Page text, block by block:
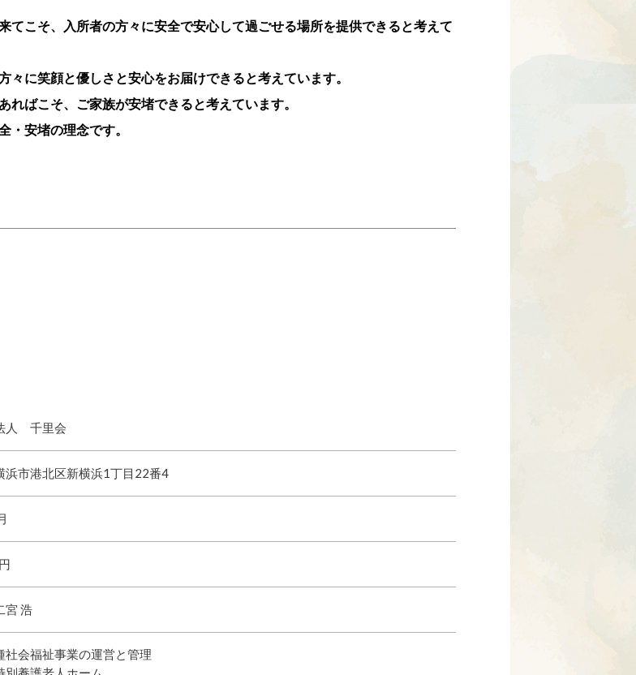
てこそ、入所者の方々に安全で安心して過ごせる場所を提供できると考えて
に笑顔と優しさと安心をお届けできると考えています。
ばこそ、ご家族が安堵できると考えています。
・安堵の理念です。
人 千里会
浜市港北区新横浜1丁目22番4
浩
社会福祉事業の運営と管理